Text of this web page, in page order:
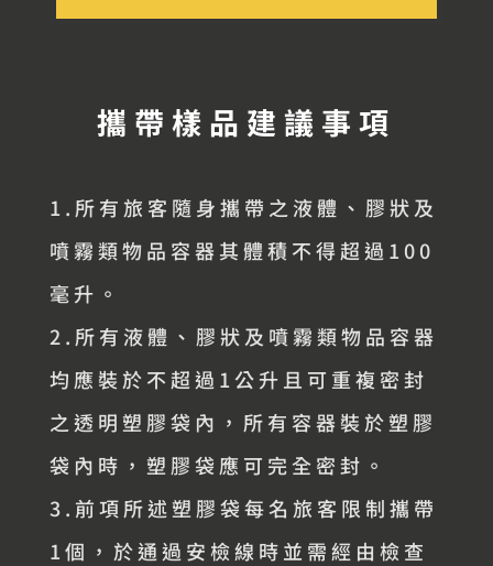
攜帶樣品建議事項
1.所有旅客隨身攜帶之液體、膠狀及
噴霧類物品容器其體積不得超過100
毫升。
2.所有液體、膠狀及噴霧類物品容器
均應裝於不超過1公升且可重複密封
之透明塑膠袋內，所有容器裝於塑膠
袋內時，塑膠袋應可完全密封。
3.前項所述塑膠袋每名旅客限制攜帶
1個，於通過安檢線時並需經由檢查